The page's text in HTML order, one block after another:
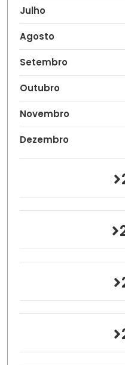
Julho
Agosto
Setembro
Outubro
Novembro
Dezembro